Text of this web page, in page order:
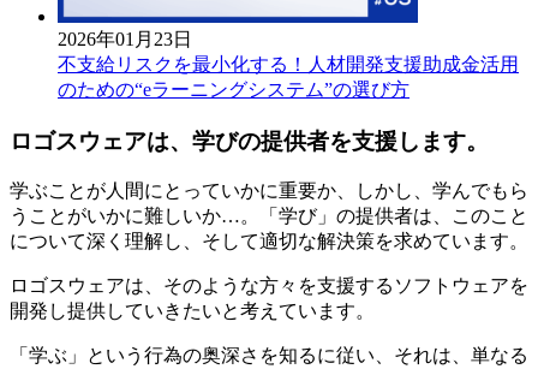
2026年01月23日
不支給リスクを最小化する！人材開発支援助成金活用
のための“eラーニングシステム”の選び方
ロゴスウェアは、学びの提供者を支援します。
学ぶことが人間にとっていかに重要か、しかし、学んでもら
うことがいかに難しいか…。「学び」の提供者は、このこと
について深く理解し、そして適切な解決策を求めています。
ロゴスウェアは、そのような方々を支援するソフトウェアを
開発し提供していきたいと考えています。
「学ぶ」という行為の奥深さを知るに従い、それは、単なる